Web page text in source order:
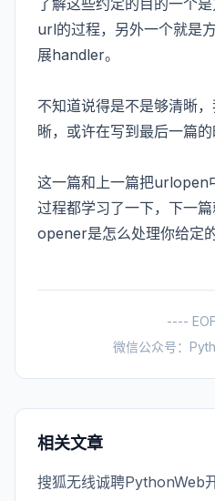
了解这些约定的目的一个
url的过程，另外一个就是
展handler。
不知道说得是不是够清晰
晰，或许在写到最后一篇的
这一篇和上一篇把urlopen
过程都学习了一下，下一
opener是怎么处理你给定
----
微信公众号：
相关文章
搜狐无线诚聘PythonWeb